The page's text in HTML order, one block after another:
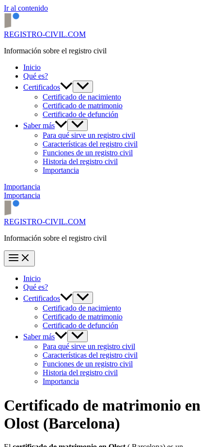
Ir al contenido
REGISTRO-CIVIL.COM
Información sobre el registro civil
Inicio
Qué es?
Certificados
Certificado de nacimiento
Certificado de matrimonio
Certificado de defunción
Saber más
Para qué sirve un registro civil
Características del registro civil
Funciones de un registro civil
Historia del registro civil
Importancia
Importancia
Importancia
REGISTRO-CIVIL.COM
Información sobre el registro civil
Inicio
Qué es?
Certificados
Certificado de nacimiento
Certificado de matrimonio
Certificado de defunción
Saber más
Para qué sirve un registro civil
Características del registro civil
Funciones de un registro civil
Historia del registro civil
Importancia
Certificado de matrimonio en
Olost (Barcelona)